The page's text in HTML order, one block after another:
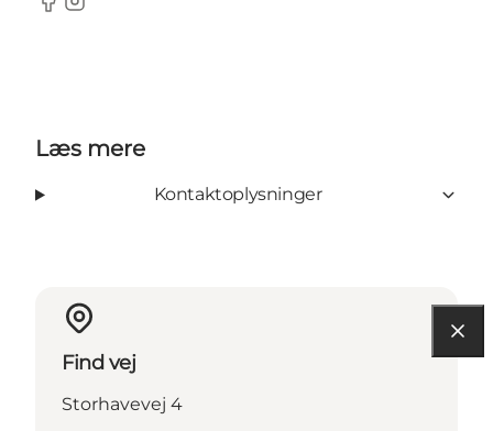
Facebook
Instagram
Læs mere
Kontaktoplysninger
Find vej
Storhavevej 4